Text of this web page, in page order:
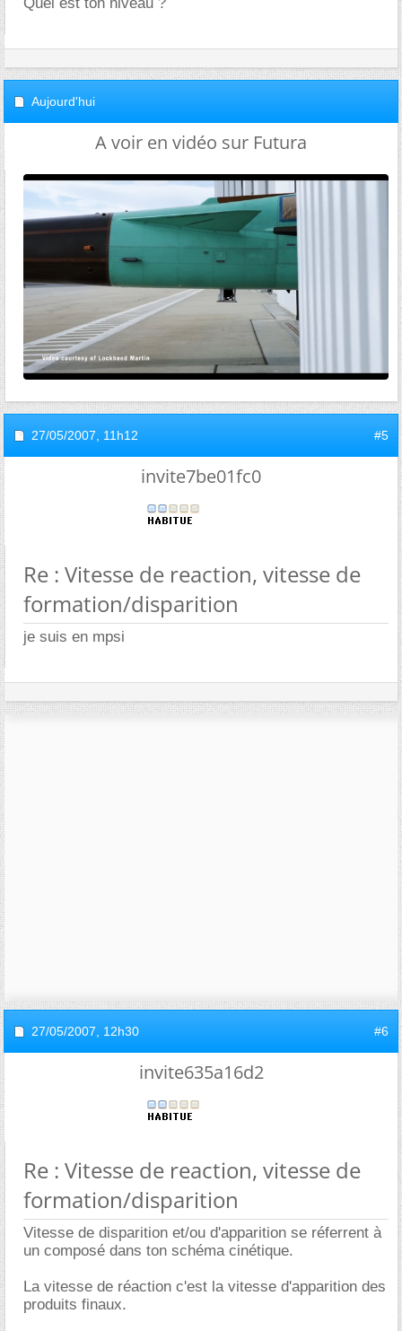
Aujourd'hui
A voir en vidéo sur Futura
27/05/2007, 11h12 #5
invite7be01fc0
Re : Vitesse de reaction, vitesse de
formation/disparition
je suis en mpsi
27/05/2007, 12h30 #6
invite635a16d2
Re : Vitesse de reaction, vitesse de
formation/disparition
Vitesse de disparition et/ou d'apparition se réferrent à
un composé dans ton schéma cinétique.
La vitesse de réaction c'est la vitesse d'apparition des
produits finaux.